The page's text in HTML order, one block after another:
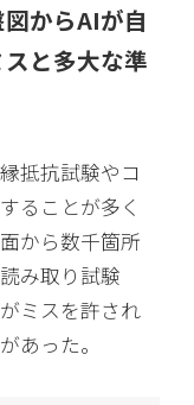
からAIが自
と多大な準
抵抗試験やコ
ることが多く
から数千箇所
み取り試験
ミスを許され
あった。